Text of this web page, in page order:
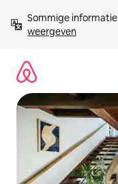
direct
naar
Sommige
weergeven